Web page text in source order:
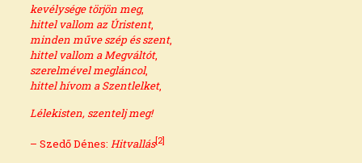
kevélysége törjön meg,
hittel vallom az Úristent,
minden műve szép és szent,
hittel vallom a Megváltót,
szerelmével megláncol,
hittel hívom a Szentlelket,
Lélekisten, szentelj meg!
– Szedő Dénes: Hitvallás[2]